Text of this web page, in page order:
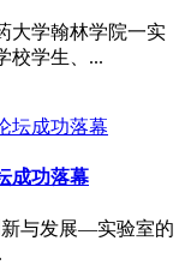
学翰林学院一实
校学生、...
成功落幕
与发展—实验室的